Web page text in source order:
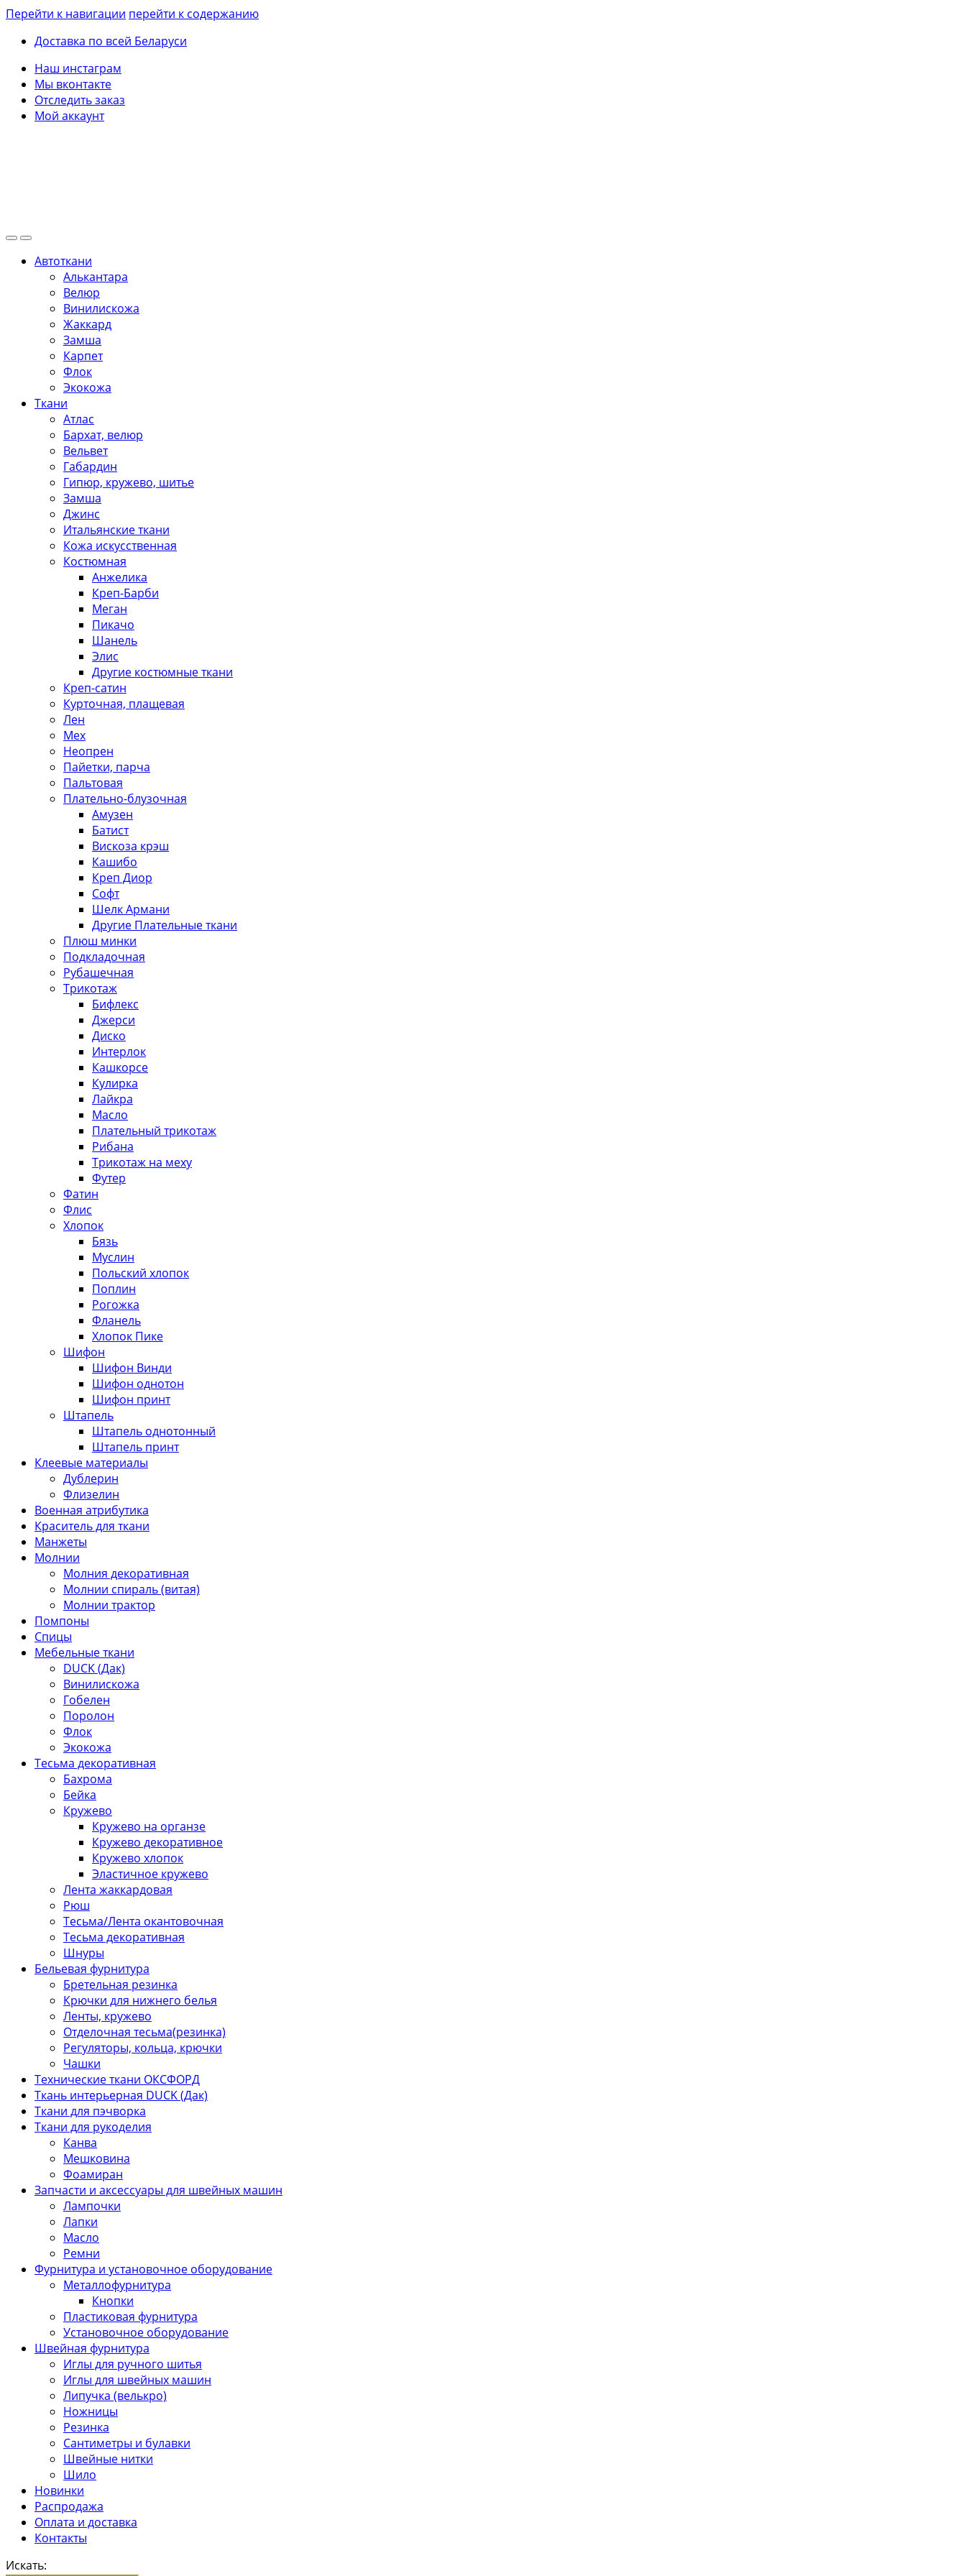
Перейти к навигации перейти к содержанию
Доставка по всей Беларуси
Наш инстаграм
Мы вконтакте
Отследить заказ
Мой аккаунт
Автоткани
Алькантара
Велюр
Винилискожа
Жаккард
Замша
Карпет
Флок
Экокожа
Ткани
Атлас
Бархат, велюр
Вельвет
Габардин
Гипюр, кружево, шитье
Замша
Джинс
Итальянские ткани
Кожа искусственная
Костюмная
Анжелика
Креп-Барби
Меган
Пикачо
Шанель
Элис
Другие костюмные ткани
Креп-сатин
Курточная, плащевая
Лен
Мех
Неопрен
Пайетки, парча
Пальтовая
Плательно-блузочная
Амузен
Батист
Вискоза крэш
Кашибо
Креп Диор
Софт
Шелк Армани
Другие Плательные ткани
Плюш минки
Подкладочная
Рубашечная
Трикотаж
Бифлекс
Джерси
Диско
Интерлок
Кашкорсе
Кулирка
Лайкра
Масло
Плательный трикотаж
Рибана
Трикотаж на меху
Футер
Фатин
Флис
Хлопок
Бязь
Муслин
Польский хлопок
Поплин
Рогожка
Фланель
Хлопок Пике
Шифон
Шифон Винди
Шифон однотон
Шифон принт
Штапель
Штапель однотонный
Штапель принт
Клеевые материалы
Дублерин
Флизелин
Военная атрибутика
Краситель для ткани
Манжеты
Молнии
Молния декоративная
Молнии спираль (витая)
Молнии трактор
Помпоны
Спицы
Мебельные ткани
DUCK (Дак)
Винилискожа
Гобелен
Поролон
Флок
Экокожа
Тесьма декоративная
Бахрома
Бейка
Кружево
Кружево на органзе
Кружево декоративное
Кружево хлопок
Эластичное кружево
Лента жаккардовая
Рюш
Тесьма/Лента окантовочная
Тесьма декоративная
Шнуры
Бельевая фурнитура
Бретельная резинка
Крючки для нижнего белья
Ленты, кружево
Отделочная тесьма(резинка)
Регуляторы, кольца, крючки
Чашки
Технические ткани ОКСФОРД
Ткань интерьерная DUCK (Дак)
Ткани для пэчворка
Ткани для рукоделия
Канва
Мешковина
Фоамиран
Запчасти и аксессуары для швейных машин
Лампочки
Лапки
Масло
Ремни
Фурнитура и установочное оборудование
Металлофурнитура
Кнопки
Пластиковая фурнитура
Установочное оборудование
Швейная фурнитура
Иглы для ручного шитья
Иглы для швейных машин
Липучка (велькро)
Ножницы
Резинка
Сантиметры и булавки
Швейные нитки
Шило
Новинки
Распродажа
Оплата и доставка
Контакты
Искать: